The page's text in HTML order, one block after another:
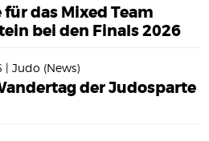
das Mixed Team
bei den Finals 2026
| Judo (News)
der Judosparte